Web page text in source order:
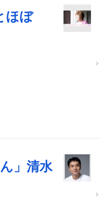
ほぼ
」清水